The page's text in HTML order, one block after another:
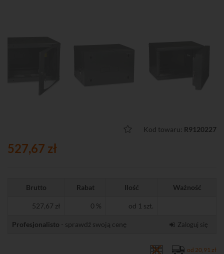
Kod towaru: R9120227
527,67 zł
Brutto Rabat Ilość Ważność
527,67 zł 0 % od 1 szt.
Profesjonalisto - sprawdź swoją cenę Zaloguj się
od 20,91 zł